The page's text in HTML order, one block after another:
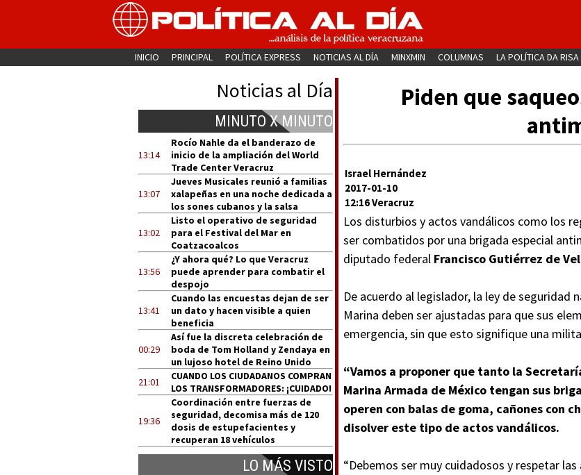
INICIO PRINCIPAL POLÍTICA EXPRESS NOTICIAS AL DÍA MINXMIN COLUMNAS LA POLÍTICA DA RISA
Noticias al Día
MINUTO X MINUTO
13:14
Rocío Nahle da el banderazo de
inicio de la ampliación del World
Trade Center Veracruz
13:07
Jueves Musicales reunió a familias
xalapeñas en una noche dedicada a
los sones cubanos y la salsa
13:02
Listo el operativo de seguridad
para el Festival del Mar en
Coatzacoalcos
13:56
¿Y ahora qué? Lo que Veracruz
puede aprender para combatir el
despojo
13:41
Cuando las encuestas dejan de ser
un dato y hacen visible a quien
beneficia
00:29
Así fue la discreta celebración de
boda de Tom Holland y Zendaya en
un lujoso hotel de Reino Unido
21:01
CUANDO LOS CIUDADANOS COMPRAN
LOS TRANSFORMADORES: ¡CUIDADO!
19:36
Coordinación entre fuerzas de
seguridad, decomisa más de 120
dosis de estupefacientes y
recuperan 18 vehículos
LO MÁS VISTO
Piden que
Israel Hernández
2017-01-10
12:16 Veracruz
Los disturbios y actos vandálicos como los
ser combatidos por una brigada especial
diputado federal Francisco Gutiérrez de
De acuerdo al legislador, la ley de seguridad
Marina deben ser ajustadas para que sus
emergencia, sin que esto signifique una
“Vamos a proponer que tanto la
Marina Armada de México tengan sus
operen con balas de goma, cañones con
disolver este tipo de actos vandálicos.
“Debemos ser muy cuidadosos y respetar